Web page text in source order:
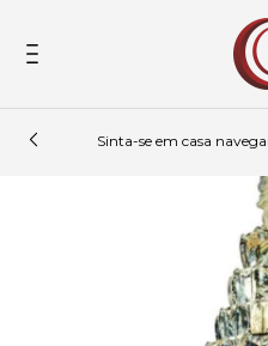
Sinta-se em casa